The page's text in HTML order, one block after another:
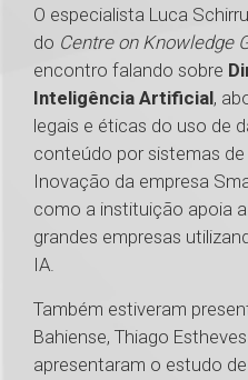
O especialista Luca
do Centre on Knowledge
encontro falando sobre
Inteligência Artificial,
legais e éticas do uso de
conteúdo por sistemas de
Inovação da empresa
como a instituição apoia
grandes empresas
IA.
Também estiveram
Bahiense, Thiago
apresentaram o estudo